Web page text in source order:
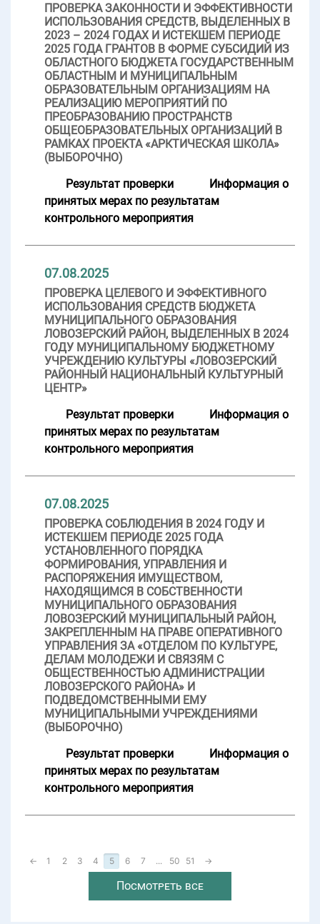
ПРОВЕРКА ЗАКОННОСТИ И ЭФФЕКТИВНОСТИ
ИСПОЛЬЗОВАНИЯ СРЕДСТВ, ВЫДЕЛЕННЫХ В
2023 – 2024 ГОДАХ И ИСТЕКШЕМ ПЕРИОДЕ
2025 ГОДА ГРАНТОВ В ФОРМЕ СУБСИДИЙ ИЗ
ОБЛАСТНОГО БЮДЖЕТА ГОСУДАРСТВЕННЫМ
ОБЛАСТНЫМ И МУНИЦИПАЛЬНЫМ
ОБРАЗОВАТЕЛЬНЫМ ОРГАНИЗАЦИЯМ НА
РЕАЛИЗАЦИЮ МЕРОПРИЯТИЙ ПО
ПРЕОБРАЗОВАНИЮ ПРОСТРАНСТВ
ОБЩЕОБРАЗОВАТЕЛЬНЫХ ОРГАНИЗАЦИЙ В
РАМКАХ ПРОЕКТА «АРКТИЧЕСКАЯ ШКОЛА»
(ВЫБОРОЧНО)
Результат проверки
Информация о
принятых мерах по результатам
контрольного мероприятия
07.08.2025
ПРОВЕРКА ЦЕЛЕВОГО И ЭФФЕКТИВНОГО
ИСПОЛЬЗОВАНИЯ СРЕДСТВ БЮДЖЕТА
МУНИЦИПАЛЬНОГО ОБРАЗОВАНИЯ
ЛОВОЗЕРСКИЙ РАЙОН, ВЫДЕЛЕННЫХ В 2024
ГОДУ МУНИЦИПАЛЬНОМУ БЮДЖЕТНОМУ
УЧРЕЖДЕНИЮ КУЛЬТУРЫ «ЛОВОЗЕРСКИЙ
РАЙОННЫЙ НАЦИОНАЛЬНЫЙ КУЛЬТУРНЫЙ
ЦЕНТР»
Результат проверки
Информация о
принятых мерах по результатам
контрольного мероприятия
07.08.2025
ПРОВЕРКА СОБЛЮДЕНИЯ В 2024 ГОДУ И
ИСТЕКШЕМ ПЕРИОДЕ 2025 ГОДА
УСТАНОВЛЕННОГО ПОРЯДКА
ФОРМИРОВАНИЯ, УПРАВЛЕНИЯ И
РАСПОРЯЖЕНИЯ ИМУЩЕСТВОМ,
НАХОДЯЩИМСЯ В СОБСТВЕННОСТИ
МУНИЦИПАЛЬНОГО ОБРАЗОВАНИЯ
ЛОВОЗЕРСКИЙ МУНИЦИПАЛЬНЫЙ РАЙОН,
ЗАКРЕПЛЕННЫМ НА ПРАВЕ ОПЕРАТИВНОГО
УПРАВЛЕНИЯ ЗА «ОТДЕЛОМ ПО КУЛЬТУРЕ,
ДЕЛАМ МОЛОДЕЖИ И СВЯЗЯМ С
ОБЩЕСТВЕННОСТЬЮ АДМИНИСТРАЦИИ
ЛОВОЗЕРСКОГО РАЙОНА» И
ПОДВЕДОМСТВЕННЫМИ ЕМУ
МУНИЦИПАЛЬНЫМИ УЧРЕЖДЕНИЯМИ
(ВЫБОРОЧНО)
Результат проверки
Информация о
принятых мерах по результатам
контрольного мероприятия
← 1 2 3 4 5 6 7 ... 50 51 →
Посмотреть все